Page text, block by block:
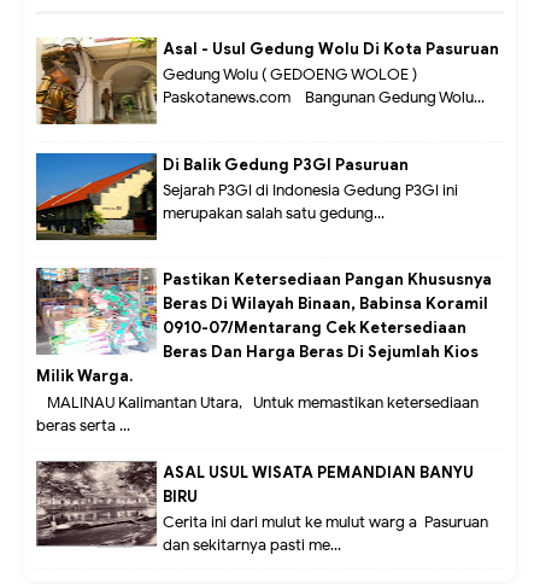
Asal - Usul Gedung Wolu Di Kota Pasuruan
Gedung Wolu ( GEDOENG WOLOE )
Paskotanews.com - Bangunan Gedung Wolu...
Di Balik Gedung P3GI Pasuruan
Sejarah P3GI di Indonesia Gedung P3GI ini
merupakan salah satu gedung...
Pastikan Ketersediaan Pangan Khususnya
Beras Di Wilayah Binaan, Babinsa Koramil
0910-07/Mentarang Cek Ketersediaan
Beras Dan Harga Beras Di Sejumlah Kios
Milik Warga.
MALINAU Kalimantan Utara,- Untuk memastikan ketersediaan
beras serta ...
ASAL USUL WISATA PEMANDIAN BANYU
BIRU
Cerita ini dari mulut ke mulut warg a Pasuruan
dan sekitarnya pasti me...